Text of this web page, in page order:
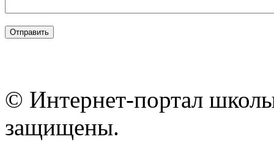
© Интернет-портал
защищены.